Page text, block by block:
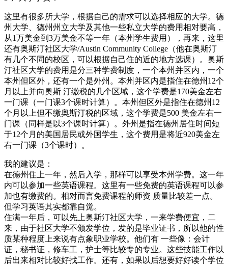
这里有很多所大学，根据自己的需求可以选择相应的大学。德
州大学、德州州立大学及其他一些私立大学的费用相对要高，
从1万美金到3万美金不等一年（本州学生费用），再来，这里
还有奥斯汀社区大学/Austin Community College（他在奥斯汀
有几个不同的校区，可以根据自己住的近的地方选课）。奥斯
汀社区大学的费用是分三种学费制度，一个本州并区内，一个
本州但区外，还有一个是外州。本州并区内是指住在德州12个
月以上并向奥斯 汀缴税的几个区域，这个学费是170美金左右
一门课（一门课3个课时计算）。本州但区外是指住在德州12
个月以上但不缴奥斯汀税的区域，这个学费是500 美金左右一
门课（同样是以3个课时计算）。外州是指在德州居住时间短
于12个月的美国居民或外国学生，这个费用是将近920美金左
右一门课（3个课时）。
我的建议是：
在德州住上一年，然后入学，那样可以享受本州学费。这一年
内可以参加一些英语课程。这里有一些免费的英语课程可以参
加也有缴费的。相对而言免费课程的师资 质量比较差一点。
但学习英语其实都靠自觉。
住满一年后，可以先上奥斯汀社区大学，一来学费便宜，二
来，由于社区大学不颁发学位，发的是毕业证书，所以他的性
质某种程度上来说有点象职业学校。他们有 一些像：会计
证，秘书证，修车工，护士等比较专的专业。这些技能工作以
后出来相对比较好找工作。还有，如果以后想要好好读个学位